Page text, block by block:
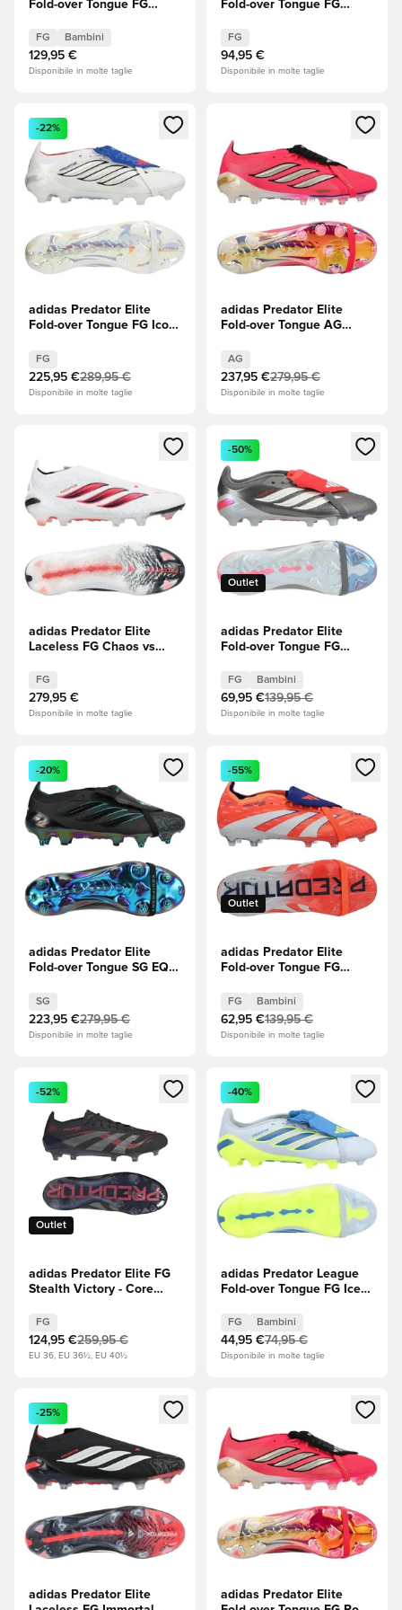
Fold-over Tongue FG
FG Bambini
129,95 €
Disponibile in molte taglie
Fold-over Tongue FG
FG
94,95 €
Disponibile in molte taglie
Apre una finestra modale per accedere o registrarsi come
-22%
adidas Predator Elite
Fold-over Tongue FG Icon
White (Bianco)/Zero
Metallic (Bianco)/Royal
Blue (Blu)
FG
225,95 €289,95 €
Disponibile in molte taglie
Apre una finestra modale
adidas Predator Elite
Fold-over Tongue AG
Turbo/Thermal
Chrome/Core Black (Nero)
AG
237,95 €279,95 €
Disponibile in molte taglie
Apre una finestra modale per accedere o registrarsi come
adidas Predator Elite
Laceless FG Chaos vs
FG
279,95 €
Disponibile in molte taglie
Apre una finestra modale
Outlet
-50%
adidas Predator Elite
Fold-over Tongue FG
Metal (Grigio)/Footwear
White (Bianco)/Rosso
lucido Bambini
FG Bambini
69,95 €139,95 €
Disponibile in molte taglie
Apre una finestra modale per accedere o registrarsi come
-20%
adidas Predator Elite
Fold-over Tongue SG EQT
(Nero)/Equipment Green
(Verde) EDIZIONE
LIMITATA
SG
223,95 €279,95 €
Disponibile in molte taglie
Apre una finestra modale
Outlet
-55%
adidas Predator Elite
Fold-over Tongue FG
Coral/Footwear White
(Bianco)/Beam Orange
Bambini
FG Bambini
62,95 €139,95 €
Disponibile in molte taglie
Apre una finestra modale per accedere o registrarsi come
Outlet
-52%
adidas Predator Elite FG
Stealth Victory - Core
(Grigio)/Rosso lucido
FG
124,95 €259,95 €
EU 36, EU 36½, EU 40½
Apre una finestra modale
-40%
adidas Predator League
Fold-over Tongue FG Ice
Sky/Ray Blue/Solar Yellow
(Giallo) Bambini
FG Bambini
44,95 €74,95 €
Disponibile in molte taglie
Apre una finestra modale per accedere o registrarsi come
-25%
adidas Predator Elite
Apre una finestra modale
adidas Predator Elite